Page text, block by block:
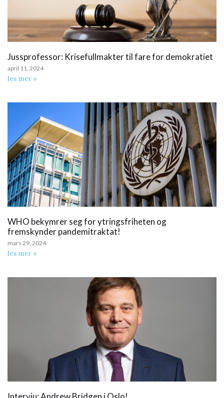
Jussprofessor: Krisefullmakter til fare for demokratiet
april 11, 2024
les mer »
WHO bekymrer seg for ytringsfriheten og
fremskynder pandemitraktat!
mars 29, 2024
les mer »